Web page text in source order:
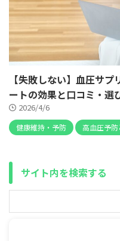
【失敗しない】血圧サ
ートの効果と口コミ・選
2026/4/6
健康維持・予防 高血圧予
サイト内を検索する